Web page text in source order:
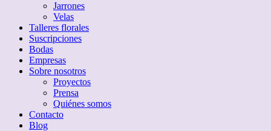
Jarrones
Velas
Talleres florales
Suscripciones
Bodas
Empresas
Sobre nosotros
Proyectos
Prensa
Quiénes somos
Contacto
Blog